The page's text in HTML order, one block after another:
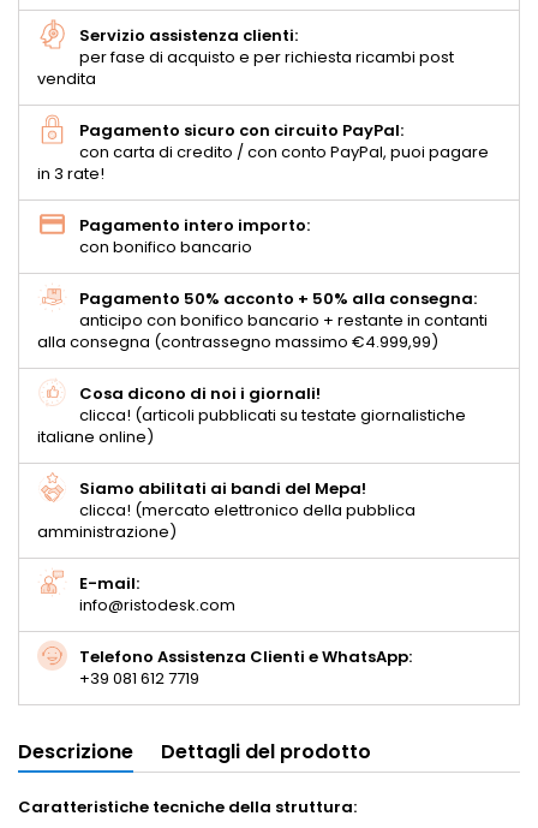
Servizio assistenza clienti:
per fase di acquisto e per richiesta ricambi post
vendita
Pagamento sicuro con circuito PayPal:
con carta di credito / con conto PayPal, puoi pagare
in 3 rate!
Pagamento intero importo:
con bonifico bancario
Pagamento 50% acconto + 50% alla consegna:
anticipo con bonifico bancario + restante in contanti
alla consegna (contrassegno massimo €4.999,99)
Cosa dicono di noi i giornali!
clicca! (articoli pubblicati su testate giornalistiche
italiane online)
Siamo abilitati ai bandi del Mepa!
clicca! (mercato elettronico della pubblica
amministrazione)
E-mail:
info@ristodesk.com
Telefono Assistenza Clienti e WhatsApp:
+39 081 612 7719
Descrizione Dettagli del prodotto
Caratteristiche tecniche della struttura: